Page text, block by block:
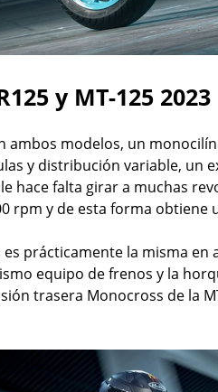
y MT-125 2023
ambos modelos, un
y distribución variable, un
hace falta girar a muchas
rpm y de esta forma obtiene
prácticamente la misma
equipo de frenos y la
trasera Monocross de la